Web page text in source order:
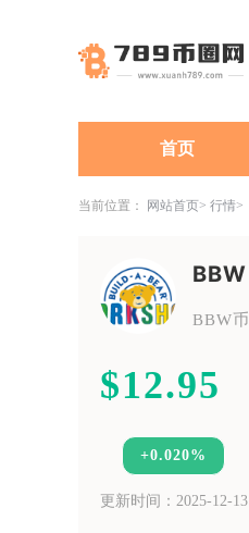
首页
当前位置： 网站首页 行情
BBW
BBW币
$12.95
+0.020%
更新时间：2025-12-13